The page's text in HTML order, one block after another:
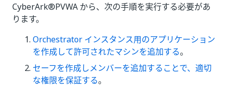
CyberArk®PVWA から、次の手順を実行する必要があ
ります。
Orchestrator インスタンス用のアプリケーション
を作成して許可されたマシンを追加する。
セーフを作成しメンバーを追加することで、適切
な権限を保証する。